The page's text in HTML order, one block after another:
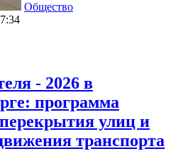
Общество
- 2026 в
программа
улиц и
транспорта